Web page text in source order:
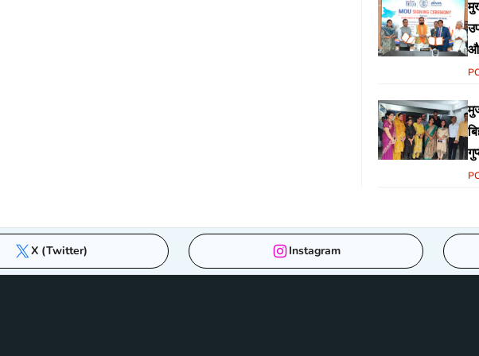
X (Twitter) Instagram